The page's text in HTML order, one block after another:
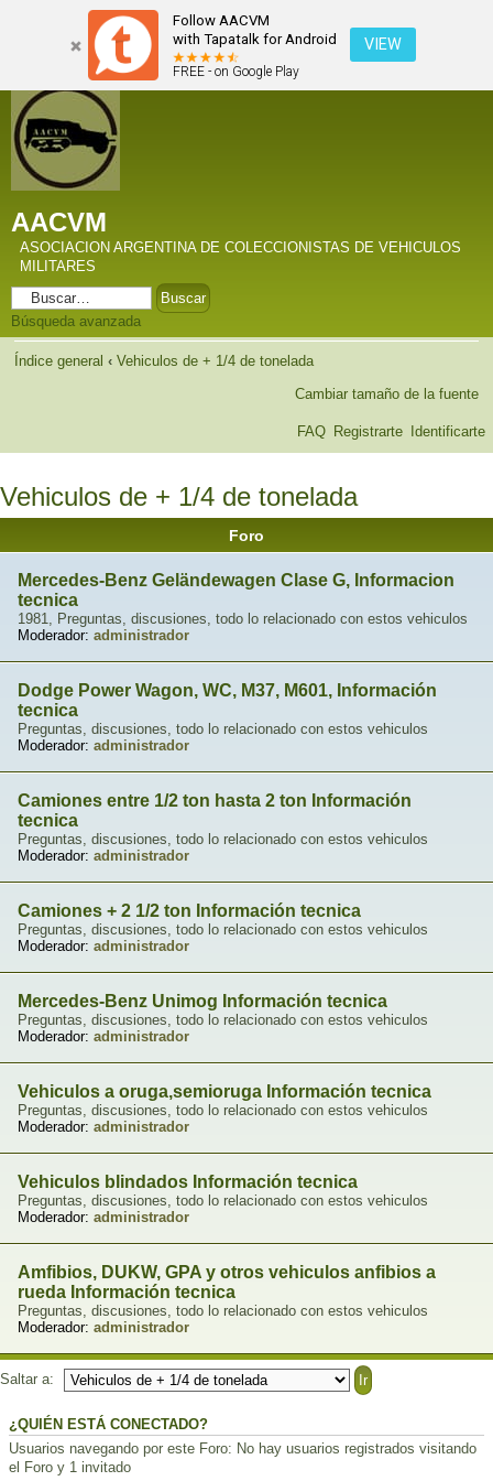
Follow AACVM
with Tapatalk for Android
FREE - on Google Play
VIEW
AACVM
ASOCIACION ARGENTINA DE COLECCIONISTAS DE VEHICULOS
MILITARES
Búsqueda avanzada
Índice general ‹ Vehiculos de + 1/4 de tonelada
Cambiar tamaño de la fuente
FAQ Registrarte Identificarte
Vehiculos de + 1/4 de tonelada
Foro
Mercedes-Benz Geländewagen Clase G, Informacion
tecnica
1981, Preguntas, discusiones, todo lo relacionado con estos vehiculos
Moderador: administrador
Dodge Power Wagon, WC, M37, M601, Información
tecnica
Preguntas, discusiones, todo lo relacionado con estos vehiculos
Moderador: administrador
Camiones entre 1/2 ton hasta 2 ton Información
tecnica
Preguntas, discusiones, todo lo relacionado con estos vehiculos
Moderador: administrador
Camiones + 2 1/2 ton Información tecnica
Preguntas, discusiones, todo lo relacionado con estos vehiculos
Moderador: administrador
Mercedes-Benz Unimog Información tecnica
Preguntas, discusiones, todo lo relacionado con estos vehiculos
Moderador: administrador
Vehiculos a oruga,semioruga Información tecnica
Preguntas, discusiones, todo lo relacionado con estos vehiculos
Moderador: administrador
Vehiculos blindados Información tecnica
Preguntas, discusiones, todo lo relacionado con estos vehiculos
Moderador: administrador
Amfibios, DUKW, GPA y otros vehiculos anfibios a
rueda Información tecnica
Preguntas, discusiones, todo lo relacionado con estos vehiculos
Moderador: administrador
Saltar a:
¿QUIÉN ESTÁ CONECTADO?
Usuarios navegando por este Foro: No hay usuarios registrados visitando
el Foro y 1 invitado